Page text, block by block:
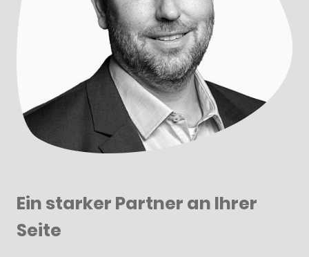
Ein starker Partner an Ihrer
Seite